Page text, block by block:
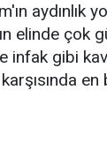
aydınlık
elinde çok
infak gibi